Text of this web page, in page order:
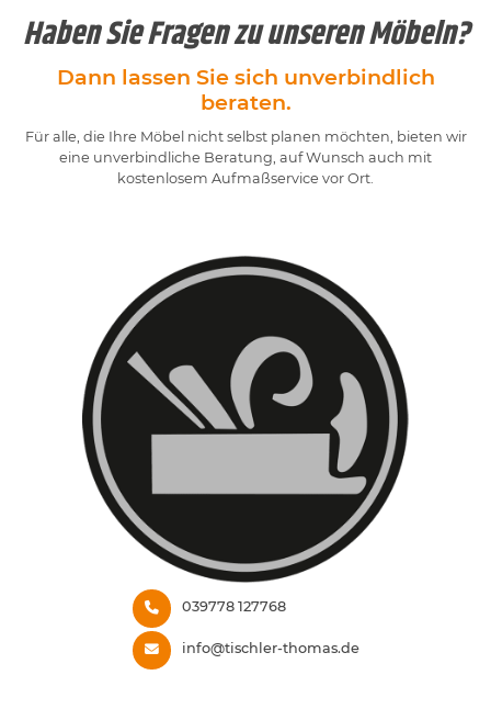
Haben Sie Fragen zu unseren Möbeln?
Dann lassen Sie sich unverbindlich
beraten.
Für alle, die Ihre Möbel nicht selbst planen möchten, bieten wir
eine unverbindliche Beratung, auf Wunsch auch mit
kostenlosem Aufmaßservice vor Ort.
039778 127768
info@tischler-thomas.de